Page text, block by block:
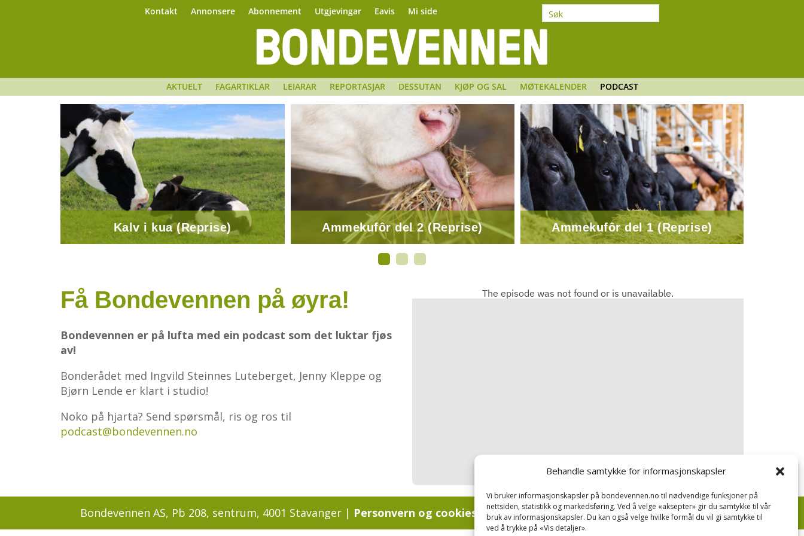
Behandle samtykke for informasjonskapsler
Vi bruker informasjonskapsler på bondevennen.no til nødvendige funksjoner på
nettsiden, statistikk og markedsføring. Ved å velge «aksepter» gir du samtykke til vår
bruk av informasjonskapsler. Du kan også velge hvilke formål du vil gi samtykke til
ved å trykke på «Vis detaljer».
Kontakt Annonsere Abonnement Utgjevingar Eavis Mi side
AKTUELT FAGARTIKLAR LEIARAR REPORTASJAR DESSUTAN KJØP OG SAL MØTEKALENDER PODCAST
Kalv i kua (Reprise) Ammekufôr del 2 (Reprise) Ammekufôr del 1 (Reprise)
Få Bondevennen på øyra!
Bondevennen er på lufta med ein podcast som det luktar fjøs
av!
Bonderådet med Ingvild Steinnes Luteberget, Jenny Kleppe og
Bjørn Lende er klart i studio!
Noko på hjarta? Send spørsmål, ris og ros til
podcast@bondevennen.no
Bondevennen AS, Pb 208, sentrum, 4001 Stavanger | Personvern og cookies regler